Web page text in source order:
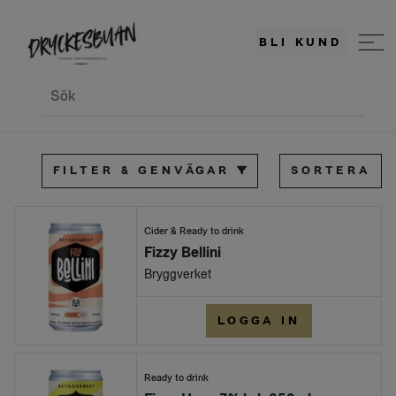
BLI KUND
Sök
FILTER & GENVÄGAR SORTERA
Cider & Ready to drink
Fizzy Bellini
Bryggverket
LOGGA IN
Ready to drink